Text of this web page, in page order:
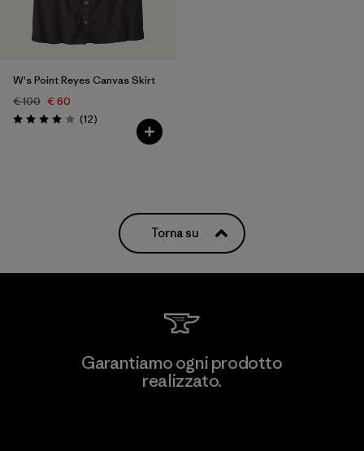
W's Point Reyes Canvas Skirt
€ 100 € 60
Valutazione: 4.0 / 5
(12Recensioni
)
Torna su
Garantiamo ogni prodotto
realizzato.